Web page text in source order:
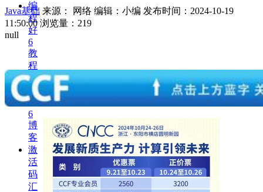
编
程
好
6
教
程
编
程
好
6
博
客
激
活
码
汇
Java基础 来源： 网络 编辑：小编 发布时间：2024-10-19
11:50:00 浏览量：219
null